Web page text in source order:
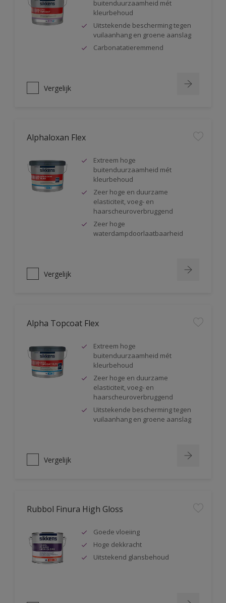
buitenduurzaamheid mét
kleurbehoud
Uitstekende bescherming tegen
vuilaanhang en groene aanslag
Carbonatatieremmend
Vergelijk
Alphaloxan Flex
Extreem hoge
buitenduurzaamheid mét
kleurbehoud
Zeer hoge en duurzame
elasticiteit, voeg- en
haarscheuroverbruggend
Zeer hoge
waterdampdoorlaatbaarheid
Vergelijk
Alpha Topcoat Flex
Extreem hoge
buitenduurzaamheid mét
kleurbehoud
Zeer hoge en duurzame
elasticiteit, voeg- en
haarscheuroverbruggend
Uitstekende bescherming tegen
vuilaanhang en groene aanslag
Vergelijk
Rubbol Finura High Gloss
Goede vloeiing
Hoge dekkracht
Uitstekend glansbehoud